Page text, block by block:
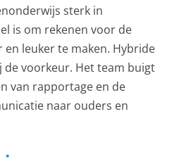
sterk in
is om rekenen voor de
en leuker te maken. Hybride
de voorkeur. Het team buigt
van rapportage en de
naar ouders en